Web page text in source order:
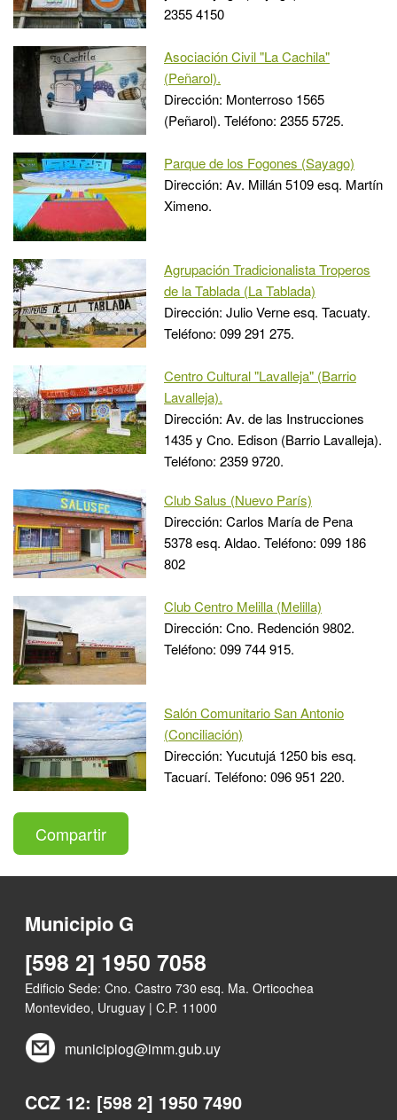
2355 4150
Asociación Civil "La Cachila"
(Peñarol).
Dirección: Monterroso 1565
(Peñarol). Teléfono: 2355 5725.
Parque de los Fogones (Sayago)
Dirección: Av. Millán 5109 esq. Martín
Ximeno.
Agrupación Tradicionalista Troperos
de la Tablada (La Tablada)
Dirección: Julio Verne esq. Tacuaty.
Teléfono: 099 291 275.
Centro Cultural "Lavalleja" (Barrio
Lavalleja).
Dirección: Av. de las Instrucciones
1435 y Cno. Edison (Barrio Lavalleja).
Teléfono: 2359 9720.
Club Salus (Nuevo París)
Dirección: Carlos María de Pena
5378 esq. Aldao. Teléfono: 099 186
802
Club Centro Melilla (Melilla)
Dirección: Cno. Redención 9802.
Teléfono: 099 744 915.
Salón Comunitario San Antonio
(Conciliación)
Dirección: Yucutujá 1250 bis esq.
Tacuarí. Teléfono: 096 951 220.
Compartir
Municipio G
[598 2] 1950 7058
Edificio Sede: Cno. Castro 730 esq. Ma. Orticochea
Montevideo, Uruguay | C.P. 11000
municipiog@imm.gub.uy
CCZ 12: [598 2] 1950 7490